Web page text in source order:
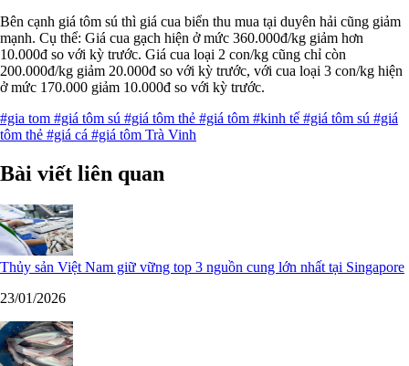
Bên cạnh giá tôm sú thì giá cua biển thu mua tại duyên hải cũng giảm
mạnh. Cụ thể: Giá cua gạch hiện ở mức 360.000đ/kg giảm hơn
10.000đ so với kỳ trước. Giá cua loại 2 con/kg cũng chỉ còn
200.000đ/kg giảm 20.000đ so với kỳ trước, với cua loại 3 con/kg hiện
ở mức 170.000 giảm 10.000đ so với kỳ trước.
#gia tom #giá tôm sú #giá tôm thẻ #giá tôm #kinh tế #giá tôm sú #giá
tôm thẻ #giá cá #giá tôm Trà Vinh
Bài viết liên quan
Thủy sản Việt Nam giữ vững top 3 nguồn cung lớn nhất tại Singapore
23/01/2026